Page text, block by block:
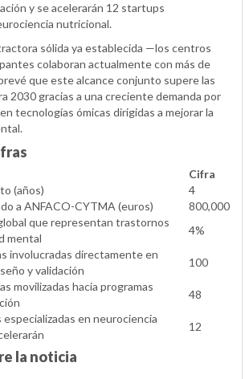
y se acelerarán 12 startups
nutricional.
sólida ya establecida —los centros
colaboran actualmente con más de
que este alcance conjunto supere las
2030 gracias a una creciente demanda por
tecnologías ómicas dirigidas a mejorar la
Cifra
(años)
4
a ANFACO-CYTMA (euros)
800,000
que representan trastornos
mental
4%
involucradas directamente en
y validación
100
movilizadas hacia programas
48
en neurociencia
12
la noticia